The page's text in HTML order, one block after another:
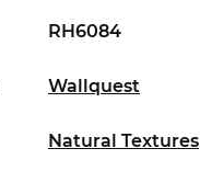
RH6084
Wallquest
Natural Textures